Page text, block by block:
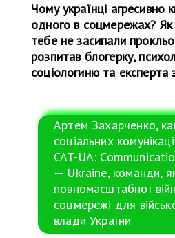
Чому українці агресивно
одного в соцмережах?
тебе не засипали
розпитав блогерку,
соціологиню та експерта
Артем Захарченко,
соціальних
CAT-UA:
— Ukraine, команди,
повномасштабної
соцмережі для
влади України